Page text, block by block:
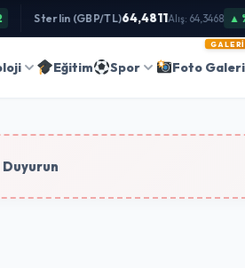
Sterlin (GBP/TL)64,4811Alış: 64,3468 ▲
Eğitim Spor Foto Galeri
GALERI
Duyurun